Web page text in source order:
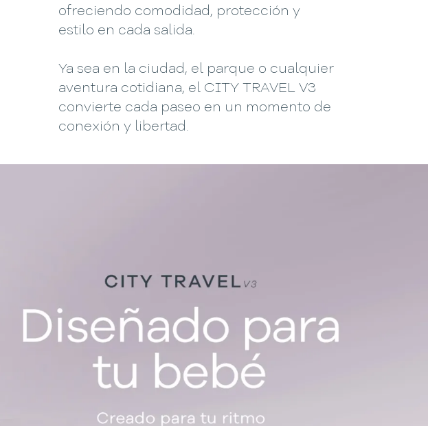
ofreciendo comodidad, protección y
estilo en cada salida.
Ya sea en la ciudad, el parque o cualquier
aventura cotidiana, el CITY TRAVEL V3
convierte cada paseo en un momento de
conexión y libertad.